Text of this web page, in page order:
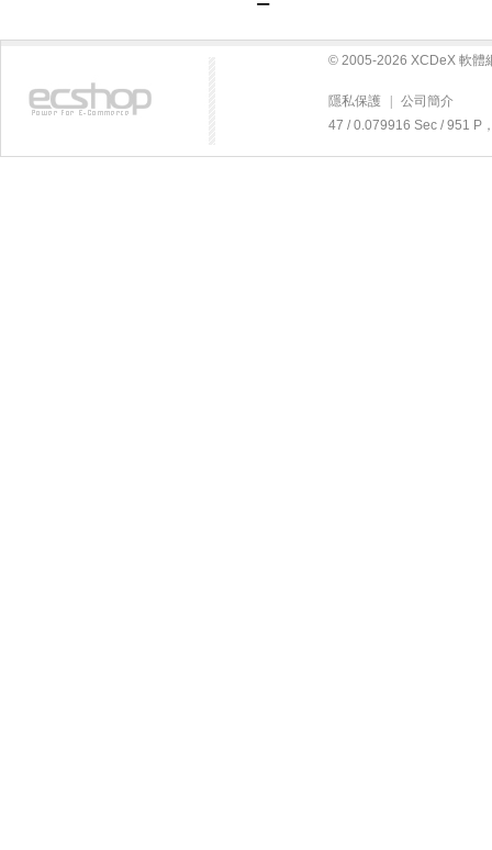
© 2005-2026 XCDeX 軟體
隱私保護
公司簡介
47 / 0.079916 Sec / 951 P